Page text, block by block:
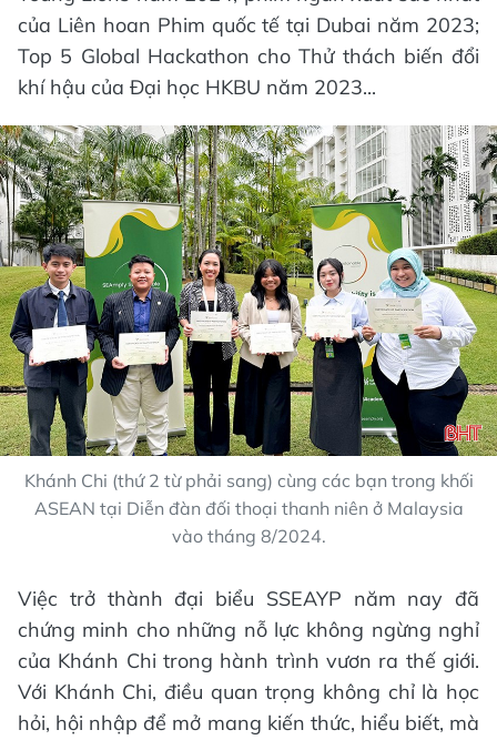
của Liên hoan Phim quốc tế tại Dubai năm 2023;
Top 5 Global Hackathon cho Thử thách biến đổi
khí hậu của Đại học HKBU năm 2023...
Khánh Chi (thứ 2 từ phải sang) cùng các bạn trong khối
ASEAN tại Diễn đàn đối thoại thanh niên ở Malaysia
vào tháng 8/2024.
Việc trở thành đại biểu SSEAYP năm nay đã
chứng minh cho những nỗ lực không ngừng nghỉ
của Khánh Chi trong hành trình vươn ra thế giới.
Với Khánh Chi, điều quan trọng không chỉ là học
hỏi, hội nhập để mở mang kiến thức, hiểu biết, mà